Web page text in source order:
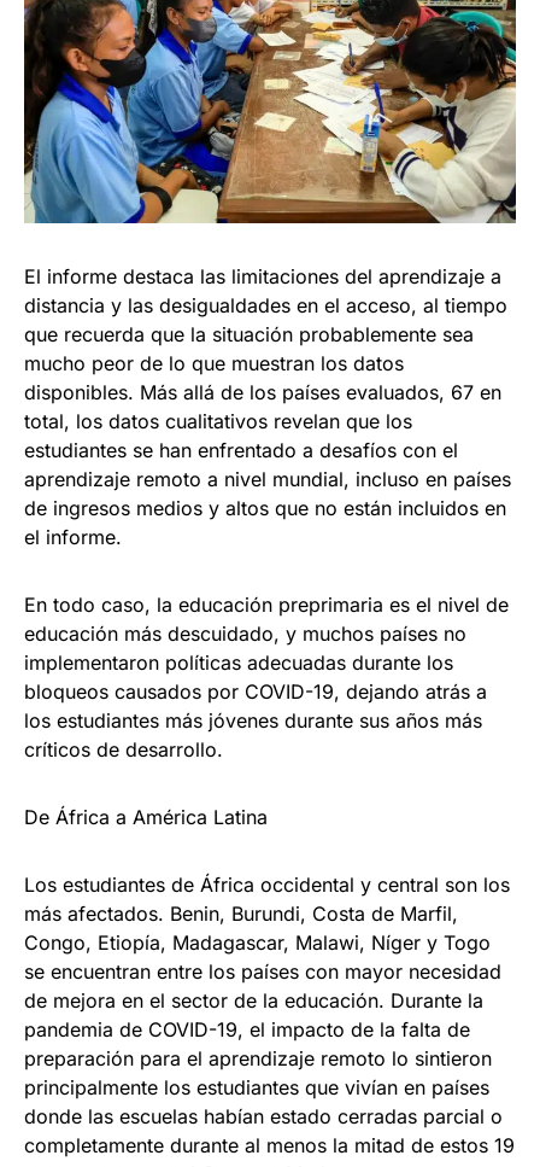
El informe destaca las limitaciones del aprendizaje a
distancia y las desigualdades en el acceso, al tiempo
que recuerda que la situación probablemente sea
mucho peor de lo que muestran los datos
disponibles. Más allá de los países evaluados, 67 en
total, los datos cualitativos revelan que los
estudiantes se han enfrentado a desafíos con el
aprendizaje remoto a nivel mundial, incluso en países
de ingresos medios y altos que no están incluidos en
el informe.
En todo caso, la educación preprimaria es el nivel de
educación más descuidado, y muchos países no
implementaron políticas adecuadas durante los
bloqueos causados ​​por COVID-19, dejando atrás a
los estudiantes más jóvenes durante sus años más
críticos de desarrollo.
De África a América Latina
Los estudiantes de África occidental y central son los
más afectados. Benin, Burundi, Costa de Marfil,
Congo, Etiopía, Madagascar, Malawi, Níger y Togo
se encuentran entre los países con mayor necesidad
de mejora en el sector de la educación. Durante la
pandemia de COVID-19, el impacto de la falta de
preparación para el aprendizaje remoto lo sintieron
principalmente los estudiantes que vivían en países
donde las escuelas habían estado cerradas parcial o
completamente durante al menos la mitad de estos 19